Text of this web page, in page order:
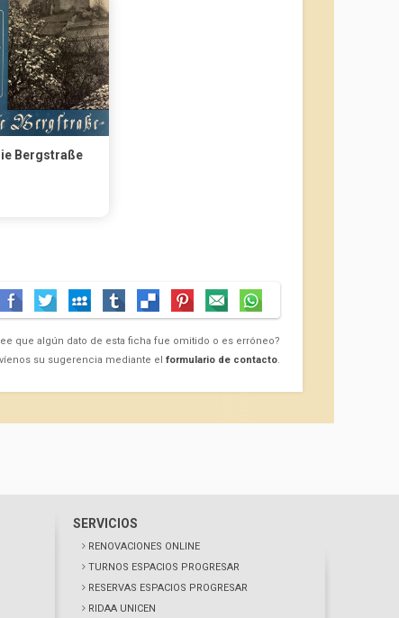
Bergstraße
que algún dato de esta ficha fue omitido o es erróneo?
su sugerencia mediante el formulario de contacto.
SERVICIOS
RENOVACIONES ONLINE
TURNOS ESPACIOS PROGRESAR
RESERVAS ESPACIOS PROGRESAR
RIDAA UNICEN